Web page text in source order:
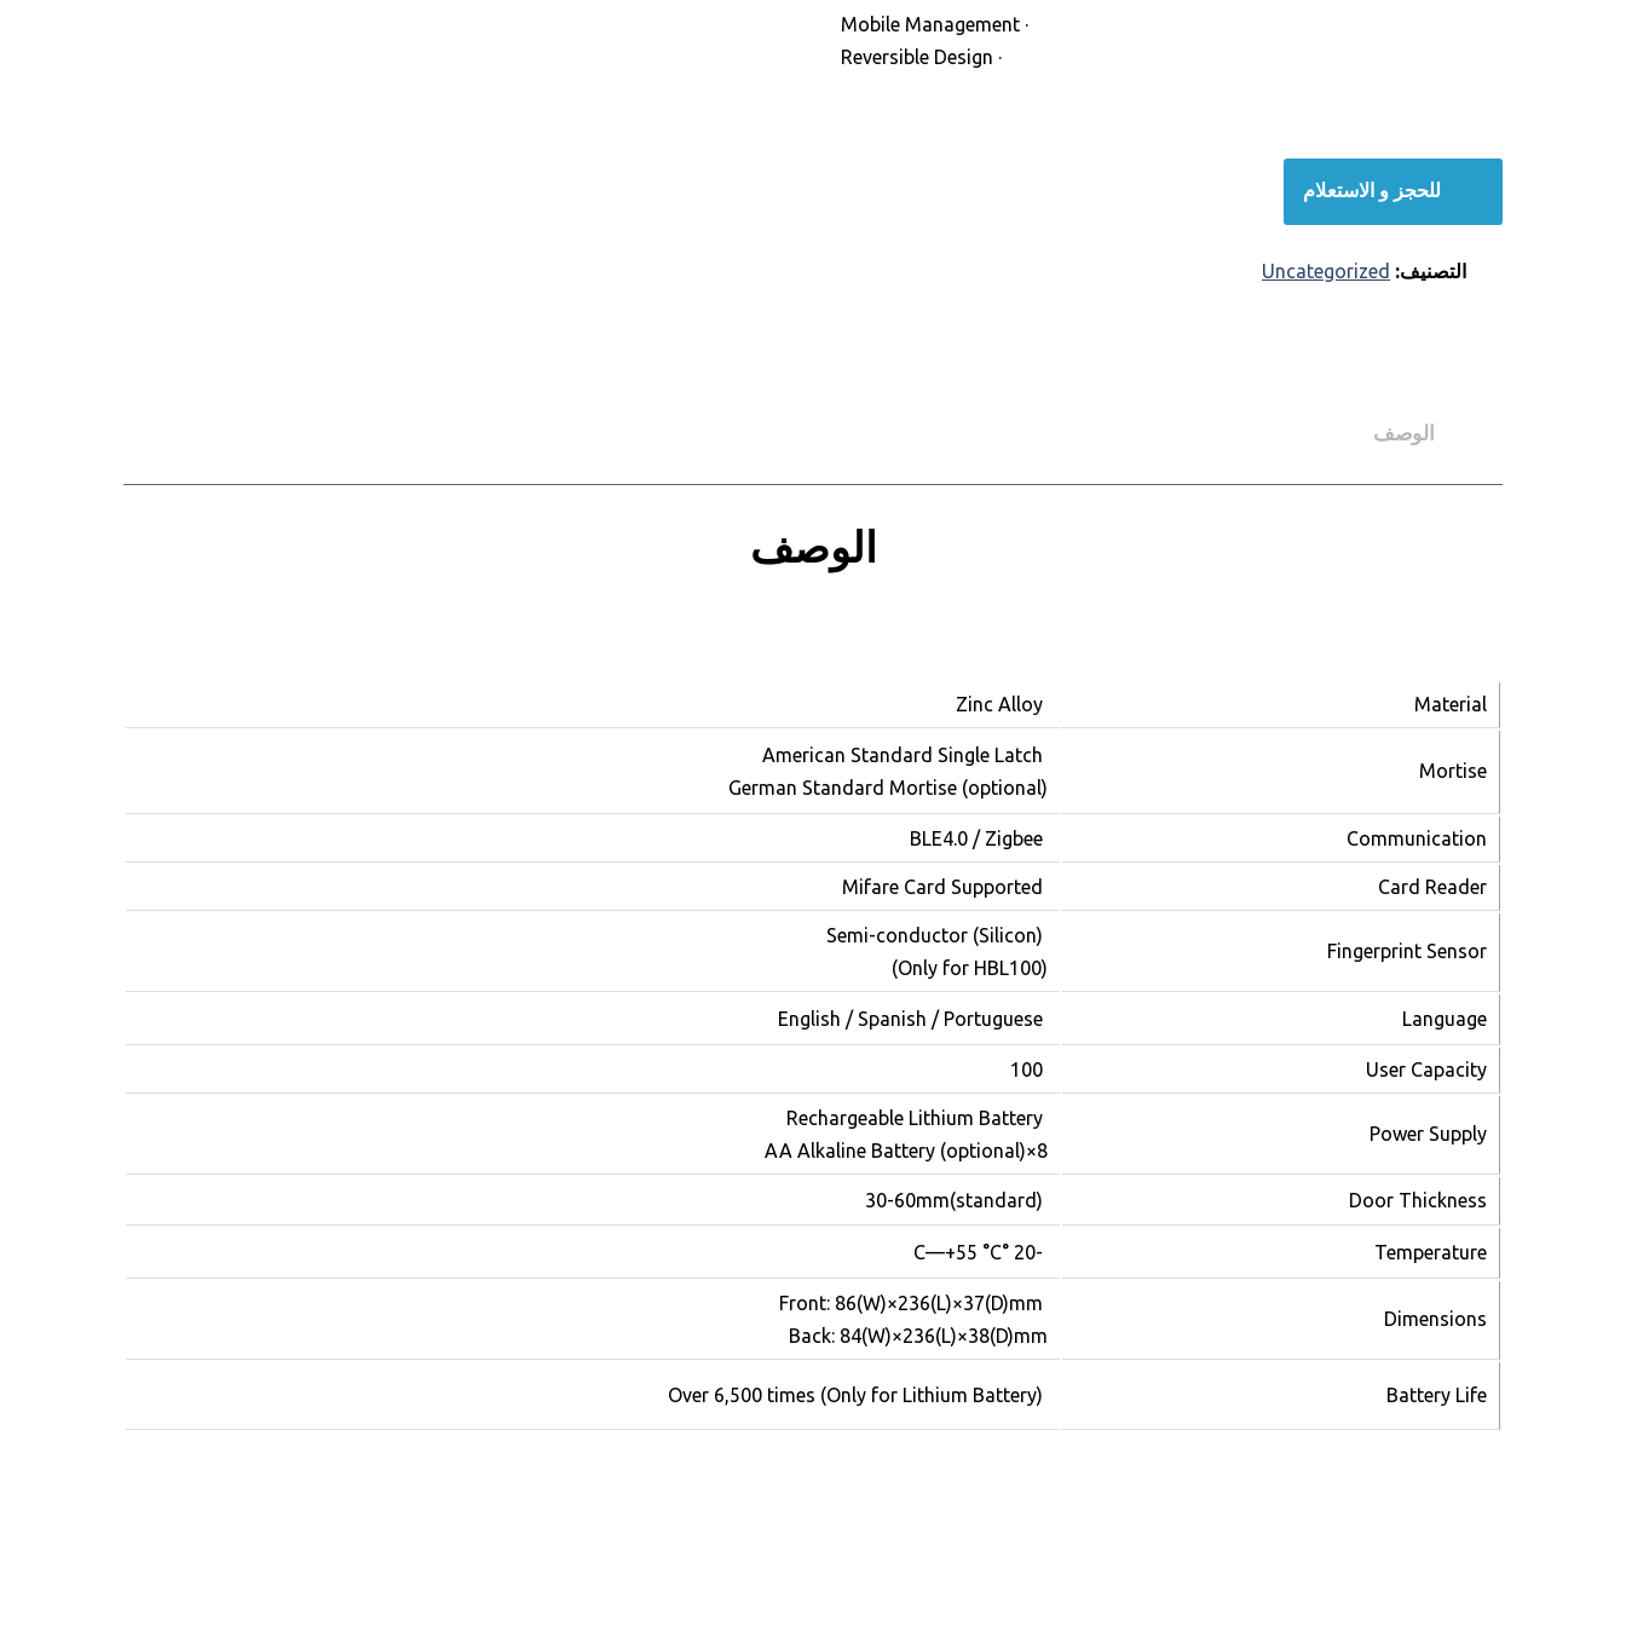
· Mobile Management
· Reversible Design
للحجز و الاستعلام
التصنيف: Uncategorized
الوصف
الوصف
Material
Mortise
German Standard Mortise (optional)
Communication
Card Reader
Fingerprint Sensor
(Only for HBL100)
Language
User Capacity
Power Supply
8×AA Alkaline Battery (optional)
Door Thickness
Temperature
-20 °C—+55 °C
Dimensions
Back: 84(W)×236(L)×38(D)mm
Battery Life
للحجز و الاستعلام